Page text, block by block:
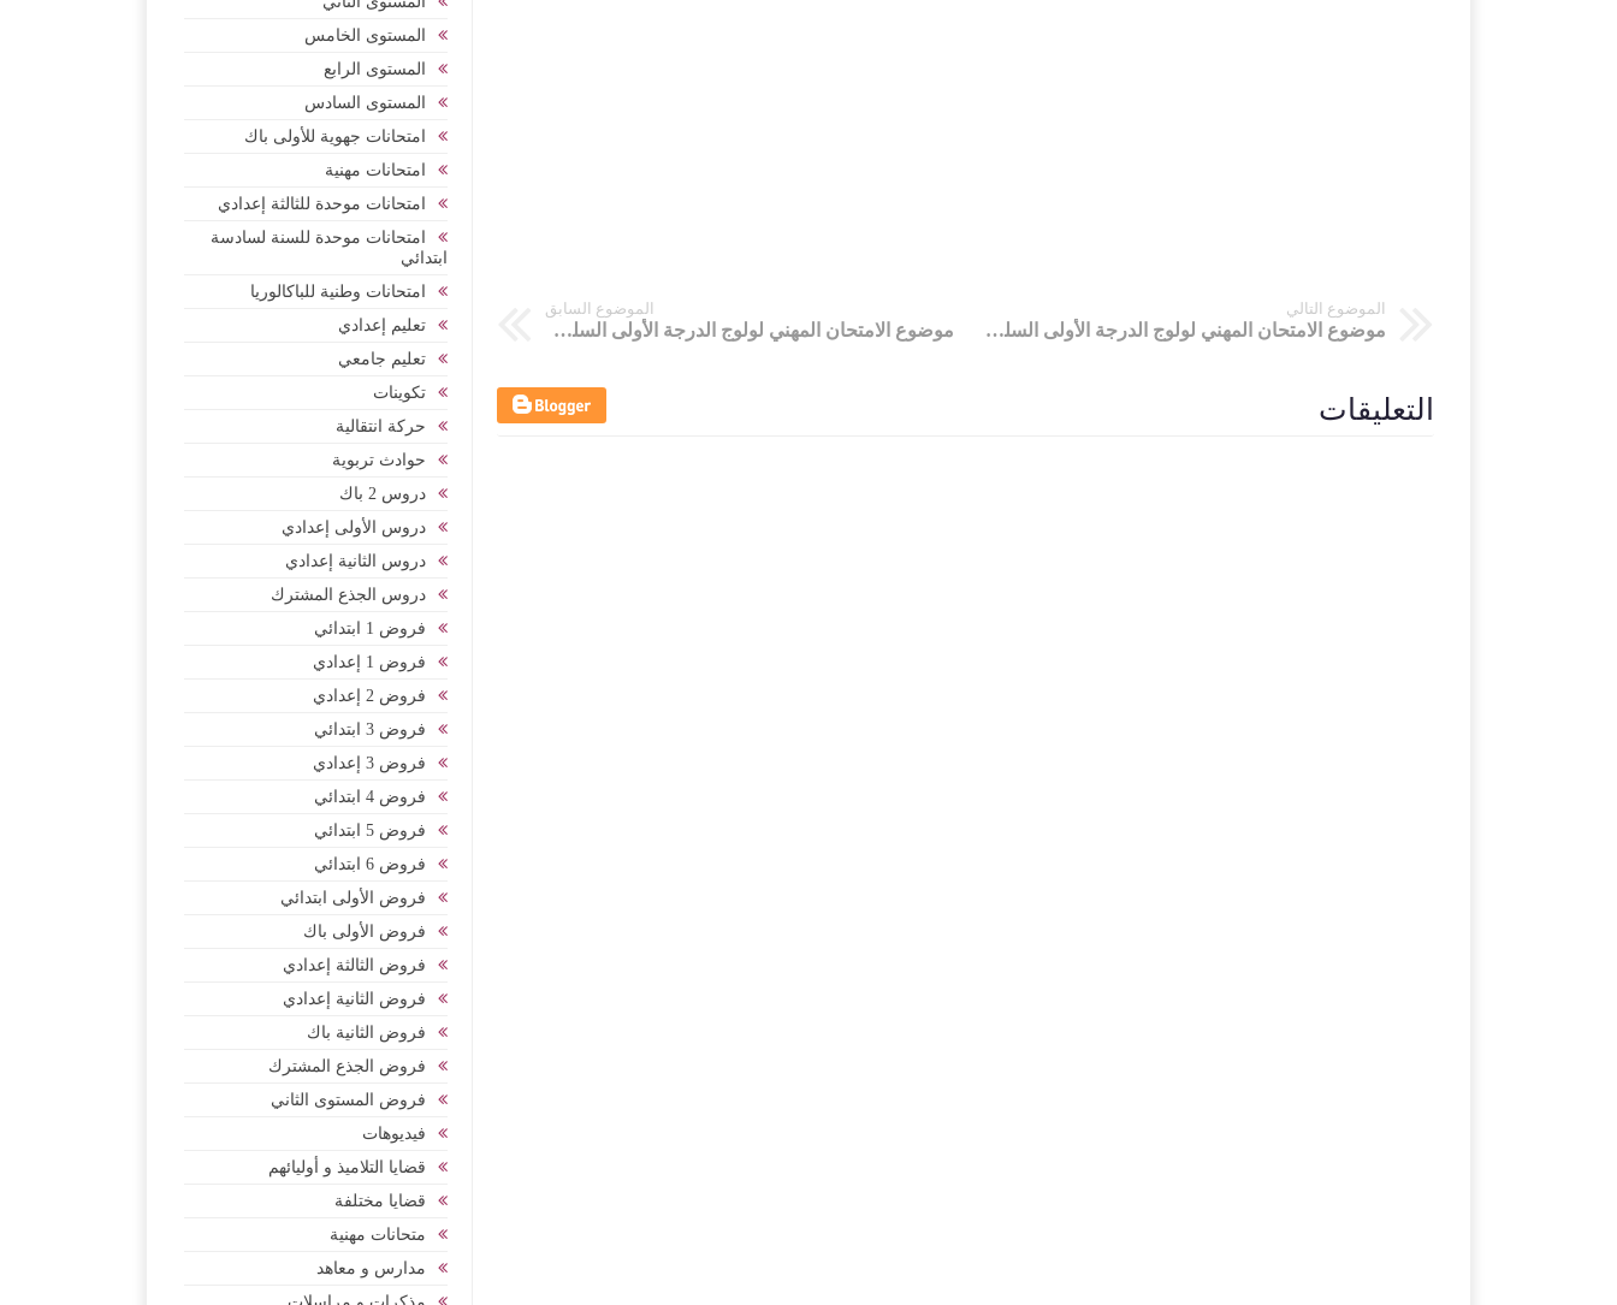
الموضوع التالي
موضوع الامتحان المهني لولوج الدرجة الأولى السلم 11 لسنة 2015 لأساتذة اللغة الإنجليزية في التعليم الثانوي الإعدادي
الموضوع السابق
موضوع الامتحان المهني لولوج الدرجة الأولى السلم 11 لسنة 2013 لأساتذة التكنلوجيا في التعليم الثانوي الإعدادي
التعليقات
المستوى الخامس
المستوى الرابع
المستوى السادس
امتحانات جهوية للأولى باك
امتحانات مهنية
امتحانات موحدة للثالثة إعدادي
امتحانات موحدة للسنة لسادسة
ابتدائي
امتحانات وطنية للباكالوريا
تعليم إعدادي
تعليم جامعي
تكوينات
حركة انتقالية
حوادث تربوية
دروس 2 باك
دروس الأولى إعدادي
دروس الثانية إعدادي
دروس الجذع المشترك
فروض 1 ابتدائي
فروض 1 إعدادي
فروض 2 إعدادي
فروض 3 ابتدائي
فروض 3 إعدادي
فروض 4 ابتدائي
فروض 5 ابتدائي
فروض 6 ابتدائي
فروض الأولى ابتدائي
فروض الأولى باك
فروض الثالثة إعدادي
فروض الثانية إعدادي
فروض الثانية باك
فروض الجذع المشترك
فروض المستوى الثاني
فيديوهات
قضايا التلاميذ و أوليائهم
قضايا مختلفة
متحانات مهنية
مدارس و معاهد